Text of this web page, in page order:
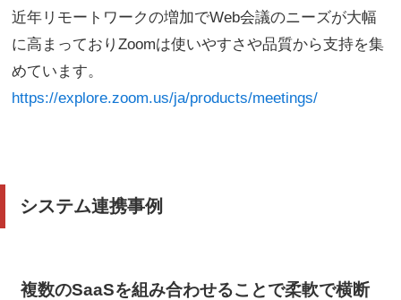
近年リモートワークの増加でWeb会議のニーズが大幅
に高まっておりZoomは使いやすさや品質から支持を集
めています。
https://explore.zoom.us/ja/products/meetings/
システム連携事例
複数のSaaSを組み合わせることで柔軟で横断